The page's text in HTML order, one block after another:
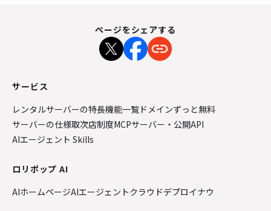
ページをシェアする
サービス
レンタルサーバーの特長機能一覧 ドメインずっと無料
サーバーの仕様取次店制度MCPサーバー・公開API
AIエージェント Skills
ロリポップ AI
AIホームページAIエージェントクラウドデプロイナウ